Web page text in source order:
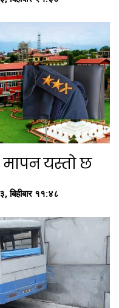
मापन यस्तो छ
बिहीबार ११:४८